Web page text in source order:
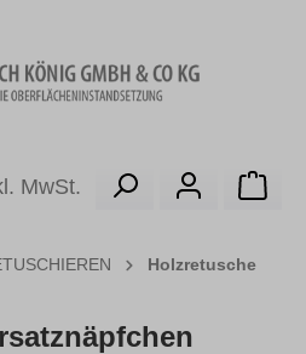
MwSt.
Holzretusche